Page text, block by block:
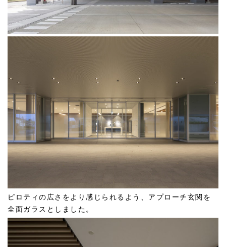
ピロティの広さをより感じられるよう、アプローチ玄関を
全面ガラスとしました。